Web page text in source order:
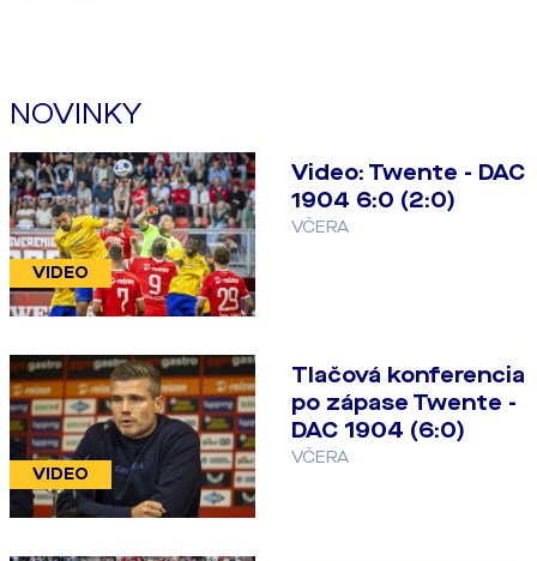
NOVINKY
VIDEO
Video: Twente - DAC
1904 6:0 (2:0)
VČERA
VIDEO
Tlačová konferencia
po zápase Twente -
DAC 1904 (6:0)
VČERA